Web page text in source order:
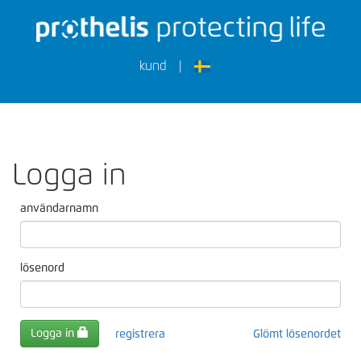
kund |
Logga in
användarnamn
lösenord
Logga in registrera Glömt lösenordet